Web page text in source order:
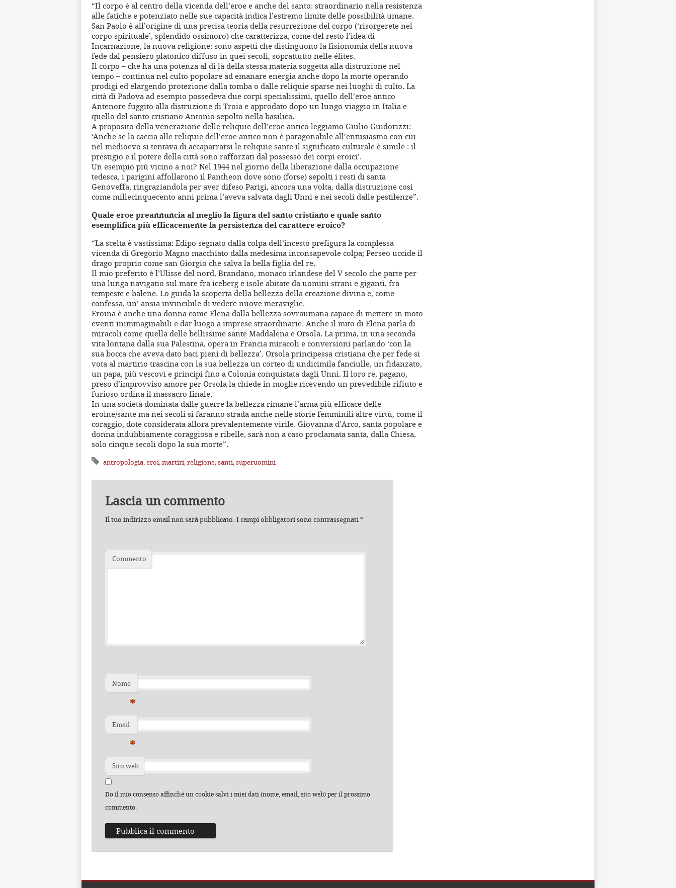
“Il corpo è al centro della vicenda dell’eroe e anche del santo: straordinario nella resistenza
alle fatiche e potenziato nelle sue capacità indica l’estremo limite delle possibilità umane.
San Paolo è all’origine di una precisa teoria della resurrezione del corpo (‘risorgerete nel
corpo spirituale’, splendido ossimoro) che caratterizza, come del resto l’idea di
Incarnazione, la nuova religione: sono aspetti che distinguono la fisionomia della nuova
fede dal pensiero platonico diffuso in quei secoli, soprattutto nelle élites.
Il corpo – che ha una potenza al di là della stessa materia soggetta alla distruzione nel
tempo – continua nel culto popolare ad emanare energia anche dopo la morte operando
prodigi ed elargendo protezione dalla tomba o dalle reliquie sparse nei luoghi di culto. La
città di Padova ad esempio possedeva due corpi specialissimi, quello dell’eroe antico
Antenore fuggito alla distruzione di Troia e approdato dopo un lungo viaggio in Italia e
quello del santo cristiano Antonio sepolto nella basilica.
A proposito della venerazione delle reliquie dell’eroe antico leggiamo Giulio Guidorizzi:
‘Anche se la caccia alle reliquie dell’eroe antico non è paragonabile all’entusiasmo con cui
nel medioevo si tentava di accaparrarsi le reliquie sante il significato culturale è simile : il
prestigio e il potere della città sono rafforzati dal possesso dei corpi eroici’.
Un esempio più vicino a noi? Nel 1944 nel giorno della liberazione dalla occupazione
tedesca, i parigini affollarono il Pantheon dove sono (forse) sepolti i resti di santa
Genoveffa, ringraziandola per aver difeso Parigi, ancora una volta, dalla distruzione così
come millecinquecento anni prima l’aveva salvata dagli Unni e nei secoli dalle pestilenze”.
Quale eroe preannuncia al meglio la figura del santo cristiano e quale santo
esemplifica più efficacemente la persistenza del carattere eroico?
“La scelta è vastissima: Edipo segnato dalla colpa dell’incesto prefigura la complessa
vicenda di Gregorio Magno macchiato dalla medesima inconsapevole colpa; Perseo uccide il
drago proprio come san Giorgio che salva la bella figlia del re.
Il mio preferito è l’Ulisse del nord, Brandano, monaco irlandese del V secolo che parte per
una lunga navigatio sul mare fra iceberg e isole abitate da uomini strani e giganti, fra
tempeste e balene. Lo guida la scoperta della bellezza della creazione divina e, come
confessa, un’ ansia invincibile di vedere nuove meraviglie.
Eroina è anche una donna come Elena dalla bellezza sovraumana capace di mettere in moto
eventi inimmaginabili e dar luogo a imprese straordinarie. Anche il mito di Elena parla di
miracoli come quella delle bellissime sante Maddalena e Orsola. La prima, in una seconda
vita lontana dalla sua Palestina, opera in Francia miracoli e conversioni parlando ‘con la
sua bocca che aveva dato baci pieni di bellezza’. Orsola principessa cristiana che per fede si
vota al martirio trascina con la sua bellezza un corteo di undicimila fanciulle, un fidanzato,
un papa, più vescovi e principi fino a Colonia conquistata dagli Unni. Il loro re, pagano,
preso d’improvviso amore per Orsola la chiede in moglie ricevendo un prevedibile rifiuto e
furioso ordina il massacro finale.
In una società dominata dalle guerre la bellezza rimane l’arma più efficace delle
eroine/sante ma nei secoli si faranno strada anche nelle storie femminili altre virtù, come il
coraggio, dote considerata allora prevalentemente virile. Giovanna d’Arco, santa popolare e
donna indubbiamente coraggiosa e ribelle, sarà non a caso proclamata santa, dalla Chiesa,
solo cinque secoli dopo la sua morte”.
antropologia,eroi,martiri,religione,santi,superuomini
Lascia un commento
Il tuo indirizzo email non sarà pubblicato. I campi obbligatori sono contrassegnati*
Commento
Nome
*
Email
*
Sito web
Do il mio consenso affinché un cookie salvi i miei dati (nome, email, sito web) per il prossimo
commento.